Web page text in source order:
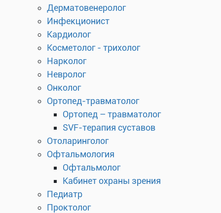
Дерматовенеролог
Инфекционист
Кардиолог
Косметолог - трихолог
Нарколог
Невролог
Онколог
Ортопед-травматолог
Ортопед – травматолог
SVF-терапия суставов
Отоларинголог
Офтальмология
Офтальмолог
Кабинет охраны зрения
Педиатр
Проктолог